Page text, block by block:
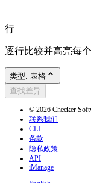
行
逐行比较并高亮每
类型: 表格
查找差异
© 2026 Checker
联系我们
CLI
条款
隐私政策
API
iManage